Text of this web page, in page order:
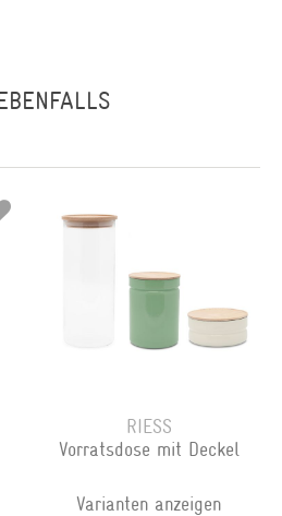
RIESS
Vorratsdose mit Deckel
Varianten anzeigen